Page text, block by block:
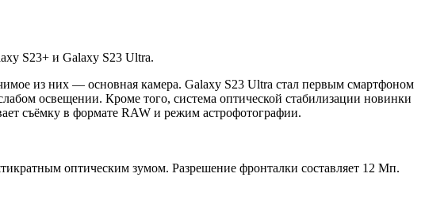
S23+ и Galaxy S23 Ultra.
из них — основная камера. Galaxy S23 Ultra стал первым смартфоном
освещении. Кроме того, система оптической стабилизации новинки
съёмку в формате RAW и режим астрофотографии.
оптическим зумом. Разрешение фронталки составляет 12 Мп.